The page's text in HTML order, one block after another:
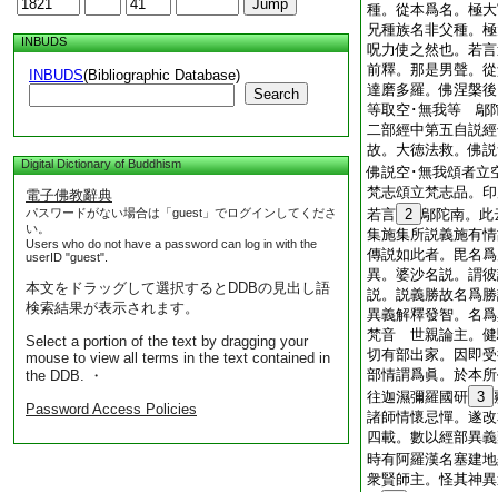
INBUDS
INBUDS(Bibliographic Database)
Search
Digital Dictionary of Buddhism
電子佛教辭典
パスワードがない場合は「guest」でログインしてくださ
い。
Users who do not have a password can log in with the
userID "guest".
本文をドラッグして選択するとDDBの見出し語
検索結果が表示されます。
Select a portion of the text by dragging your
mouse to view all terms in the text contained in
the DDB. ・
Password Access Policies
種。從本爲名。極
兄種族名非父種。
呪力使之然也。若
前釋。那是男聲。
達磨多羅。佛涅槃
等取空･無我等 鄔
二部經中第五自説
故。大徳法救。佛
佛説空･無我頌者立
梵志頌立梵志品。
若言 2 鄔陀南。此
集施集所説義施
傳説如此者。毘名
異。婆沙名説。謂
説。説義勝故名爲
異義解釋發智。名
梵音 世親論主。健
切有部出家。因即
部情謂爲眞。於本
往迦濕彌羅國研 3
諸師情懷忌憚。遂
四載。數以經部異
時有阿羅漢名塞建
衆賢師主。怪其神